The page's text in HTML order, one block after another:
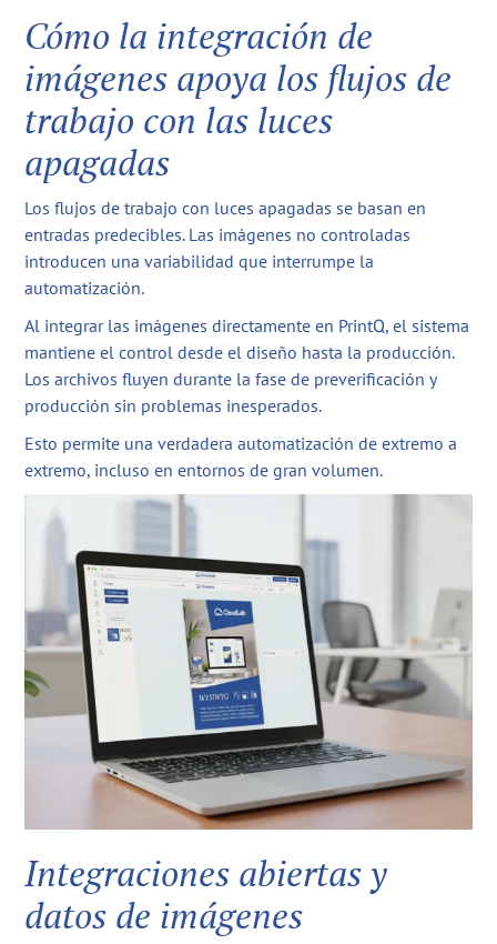
Cómo la integración de
imágenes apoya los flujos de
trabajo con las luces
apagadas
Los flujos de trabajo con luces apagadas se basan en
entradas predecibles. Las imágenes no controladas
introducen una variabilidad que interrumpe la
automatización.
Al integrar las imágenes directamente en PrintQ, el sistema
mantiene el control desde el diseño hasta la producción.
Los archivos fluyen durante la fase de preverificación y
producción sin problemas inesperados.
Esto permite una verdadera automatización de extremo a
extremo, incluso en entornos de gran volumen.
Integraciones abiertas y
datos de imágenes